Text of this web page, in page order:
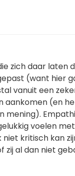
zich daar laten
(want hier
vanuit een
(en
mening).
voelen
kritisch kan
zij al dan niet